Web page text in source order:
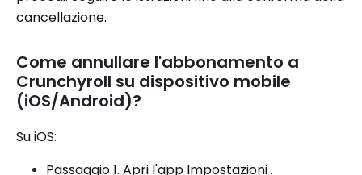
cancellazione.
Come annullare l'abbonamento a
Crunchyroll su dispositivo mobile
(iOS/Android)?
Su iOS:
Passaggio 1. Apri l'app Impostazioni .